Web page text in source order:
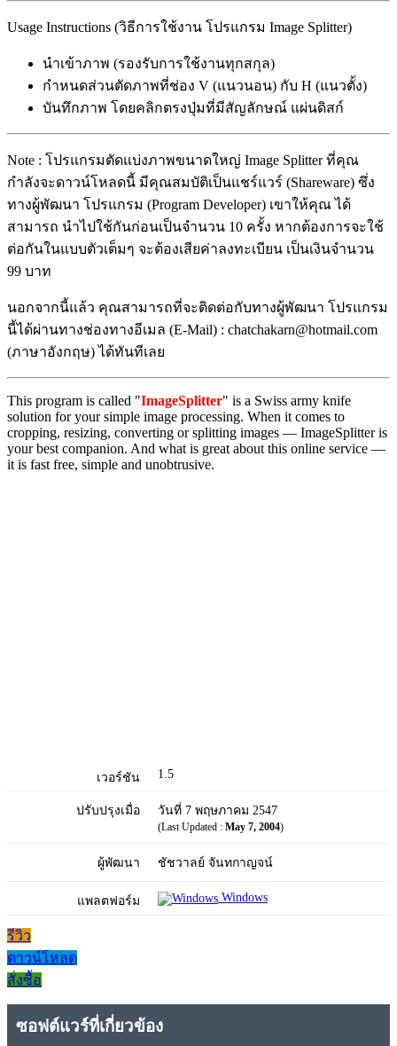
Usage Instructions (วิธีการใช้งาน โปรแกรม Image Splitter)
นำเข้าภาพ (รองรับการใช้งานทุกสกุล)
กำหนดส่วนตัดภาพที่ช่อง V (แนวนอน) กับ H (แนวตั้ง)
บันทึกภาพ โดยคลิกตรงปุ่มที่มีสัญลักษณ์ แผ่นดิสก์
Note : โปรแกรมตัดแบ่งภาพขนาดใหญ่ Image Splitter ที่คุณ
กำลังจะดาวน์โหลดนี้ มีคุณสมบัติเป็นแชร์แวร์ (Shareware) ซึ่ง
ทางผู้พัฒนา โปรแกรม (Program Developer) เขาให้คุณ ได้
สามารถ นำไปใช้กันก่อนเป็นจำนวน 10 ครั้ง หากต้องการจะใช้
ต่อกันในแบบตัวเต็มๆ จะต้องเสียค่าลงทะเบียน เป็นเงินจำนวน
99 บาท
นอกจากนี้แล้ว คุณสามารถที่จะติดต่อกับทางผู้พัฒนา โปรแกรม
นี้ได้ผ่านทางช่องทางอีเมล (E-Mail) : chatchakarn@hotmail.com
(ภาษาอังกฤษ) ได้ทันทีเลย
This program is called "ImageSplitter" is a Swiss army knife
solution for your simple image processing. When it comes to
cropping, resizing, converting or splitting images — ImageSplitter is
your best companion. And what is great about this online service —
it is fast free, simple and unobtrusive.
เวอร์ชัน 1.5
ปรับปรุงเมื่อ วันที่ 7 พฤษภาคม 2547
(Last Updated : May 7, 2004)
ผู้พัฒนา ชัชวาลย์ จันทกาญจน์
แพลตฟอร์ม Windows
รีวิว
ดาวน์โหลด
สั่งซื้อ
ซอฟต์แวร์ที่เกี่ยวข้อง